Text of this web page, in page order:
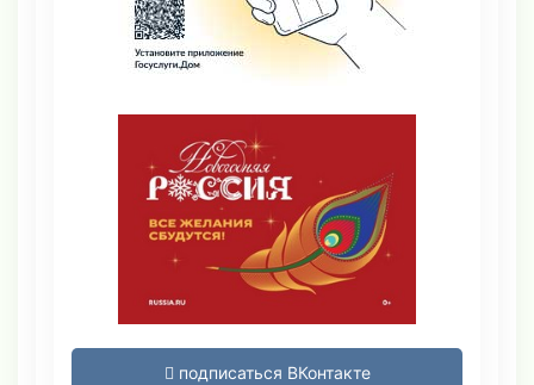
подписаться ВКонтакте